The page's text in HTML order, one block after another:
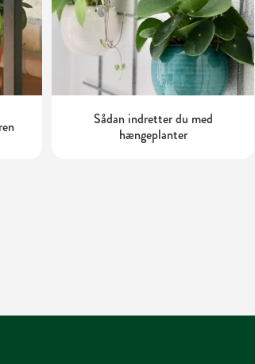
Sådan indretter du med
hængeplanter